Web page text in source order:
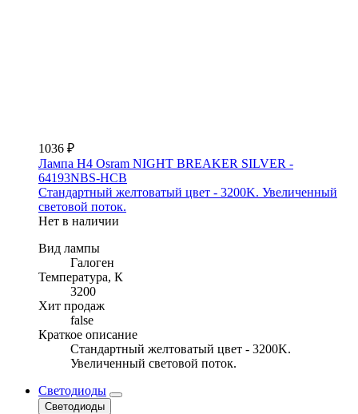
1036 ₽
Лампа H4 Osram NIGHT BREAKER SILVER -
64193NBS-HCB
Стандартный желтоватый цвет - 3200K. Увеличенный
световой поток.
Нет в наличии
Вид лампы
Галоген
Температура, К
3200
Хит продаж
false
Краткое описание
Стандартный желтоватый цвет - 3200K.
Увеличенный световой поток.
Светодиоды
Светодиоды